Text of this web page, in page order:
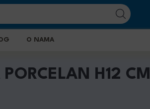
O NAMA
H12 CM